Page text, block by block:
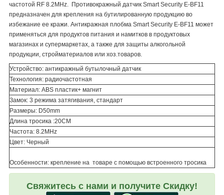
частотой RF 8.2MHz. Противокражный датчик Smart Security E-BF11
предназначен для крепления на бутилированную продукцию во
избежание ее кражи. Антикражная плобма Smart Security E-BF11 может
применяться для продуктов питания и намитков в продуктовых
магазинах и супермаркетах, а также для защиты алкогольной
продукции, стройматериалов или хоз.товаров.
Устройство: антикражный бутылочный датчик
Технология: радиочастотная
Материал: ABS пластик+ магнит
Замок: 3 режима затягивания, стандарт
Размеры: D50mm
Длина тросика :20CM
Частота: 8.2MHz
Цвет: Черный
Особенности: крепление на товаре с помощью встроенного тросика
Свяжитесь с нами и получите Скидку!